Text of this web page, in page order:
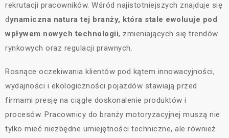
rekrutacji pracowników. Wśród najistotniejszych znajduje się
dynamiczna natura tej branży, która stale ewoluuje pod
wpływem nowych technologii, zmieniających się trendów
rynkowych oraz regulacji prawnych.
Rosnące oczekiwania klientów pod kątem innowacyjności,
wydajności i ekologiczności pojazdów stawiają przed
firmami presję na ciągłe doskonalenie produktów i
procesów. Pracownicy do branży motoryzacyjnej muszą nie
tylko mieć niezbędne umiejętności techniczne, ale również